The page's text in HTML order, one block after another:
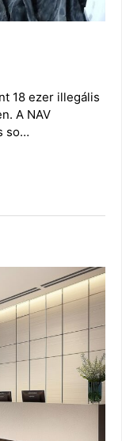
18 ezer illegális
A NAV
so…